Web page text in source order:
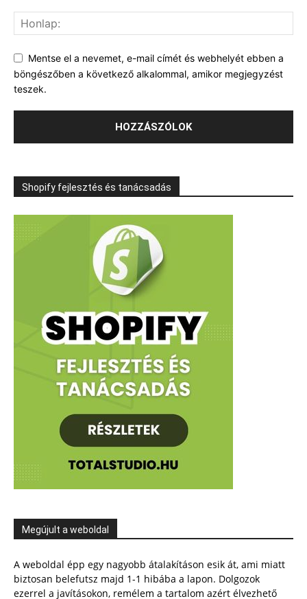
Mentse el a nevemet, e-mail címét és webhelyét ebben a
böngészőben a következő alkalommal, amikor megjegyzést
teszek.
Shopify fejlesztés és tanácsadás
Megújult a weboldal
A weboldal épp egy nagyobb átalakításon esik át, ami miatt
biztosan belefutsz majd 1-1 hibába a lapon. Dolgozok
ezerrel a javításokon, remélem a tartalom azért élvezhető